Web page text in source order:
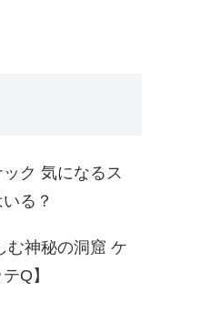
ク 気になるス
る？
む神秘の洞窟 ケ
Q】